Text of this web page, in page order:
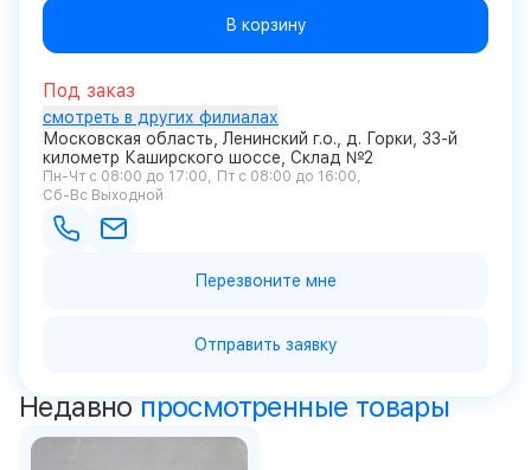
В корзину
Под заказ
смотреть в других филиалах
Московская область, Ленинский г.о., д. Горки, 33-й
километр Каширского шоссе, Склад №2
Пн-Чт с 08:00 до 17:00
Пт с 08:00 до 16:00
Сб-Вс Выходной
Перезвоните мне
Отправить заявку
Недавно просмотренные товары